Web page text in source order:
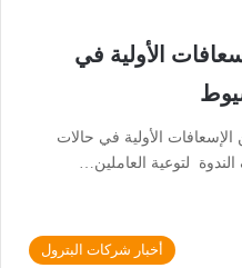
الأولية في
الأولية في حالات
لتوعية العاملين…
أخبار شركات البترول